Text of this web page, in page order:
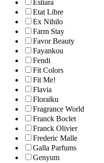
Estiara
Etat Libre
Ex Nihilo
Farm Stay
Favor Beauty
Fayankou
Fendi
Fit Colors
Fit Me!
Flavia
Floraïku
Fragrance World
Franck Boclet
Franck Olivier
Frederic Malle
Galla Parfums
Genyum